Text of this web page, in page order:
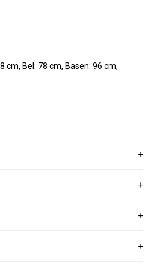
cm, Bel: 78 cm, Basen: 96 cm,